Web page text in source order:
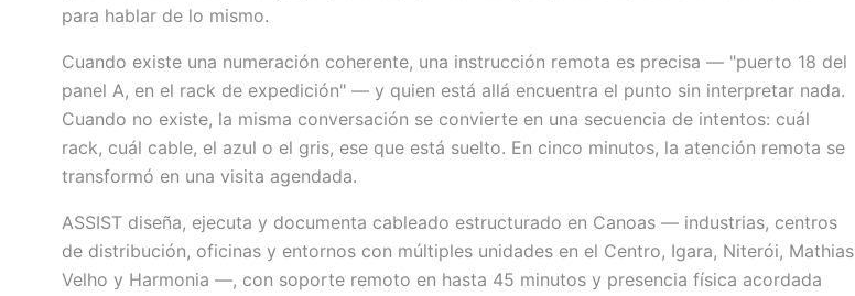
para hablar de lo mismo.
Cuando existe una numeración coherente, una instrucción remota es precisa — "puerto 18 del
panel A, en el rack de expedición" — y quien está allá encuentra el punto sin interpretar nada.
Cuando no existe, la misma conversación se convierte en una secuencia de intentos: cuál
rack, cuál cable, el azul o el gris, ese que está suelto. En cinco minutos, la atención remota se
transformó en una visita agendada.
ASSIST diseña, ejecuta y documenta cableado estructurado en Canoas — industrias, centros
de distribución, oficinas y entornos con múltiples unidades en el Centro, Igara, Niterói, Mathias
Velho y Harmonia —, con soporte remoto en hasta 45 minutos y presencia física acordada